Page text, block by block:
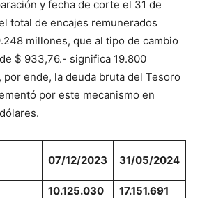
y fecha de corte el 31 de
total de encajes remunerados
millones, que al tipo de cambio
$ 933,76.- significa 19.800
ende, la deuda bruta del Tesoro
por este mecanismo en
07/12/2023 31/05/2024
10.125.030
17.151.691